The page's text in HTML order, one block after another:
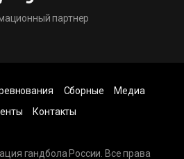
партнер
гандбола России. Все права
Сборные
Медиа
Контакты